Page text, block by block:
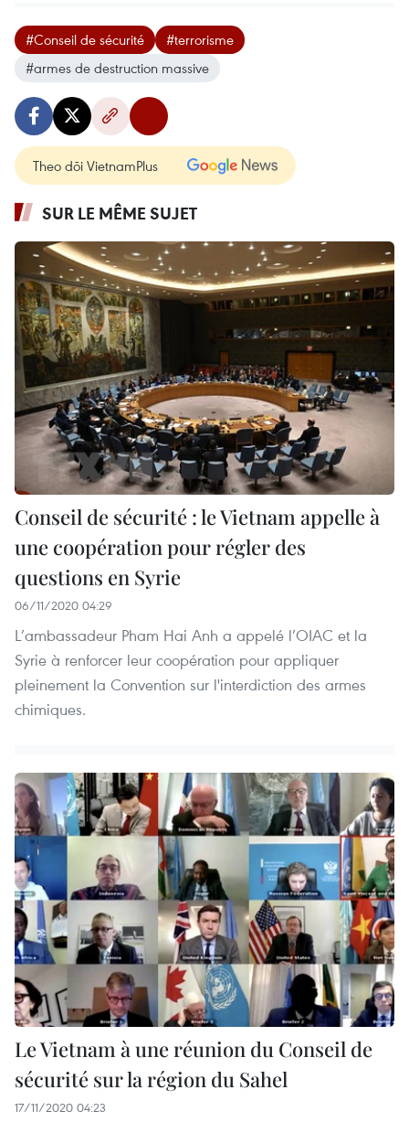
#Conseil de sécurité
#terrorisme
#armes de destruction massive
Theo dõi VietnamPlus
SUR LE MÊME SUJET
Conseil de sécurité : le Vietnam appelle à
une coopération pour régler des
questions en Syrie
06/11/2020 04:29
L’ambassadeur Pham Hai Anh a appelé l’OIAC et la
Syrie à renforcer leur coopération pour appliquer
pleinement la Convention sur l'interdiction des armes
chimiques.
Le Vietnam à une réunion du Conseil de
sécurité sur la région du Sahel
17/11/2020 04:23